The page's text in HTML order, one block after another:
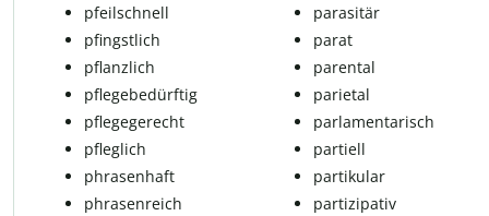
pfeilschnell
pfingst­lich
pflanzlich
pflegebedürftig
pfle­ge­ge­recht
pfleglich
phra­sen­haft
phra­sen­reich
parasitär
pa­rat
parental
parietal
par­la­men­ta­risch
partiell
partikular
partizipativ